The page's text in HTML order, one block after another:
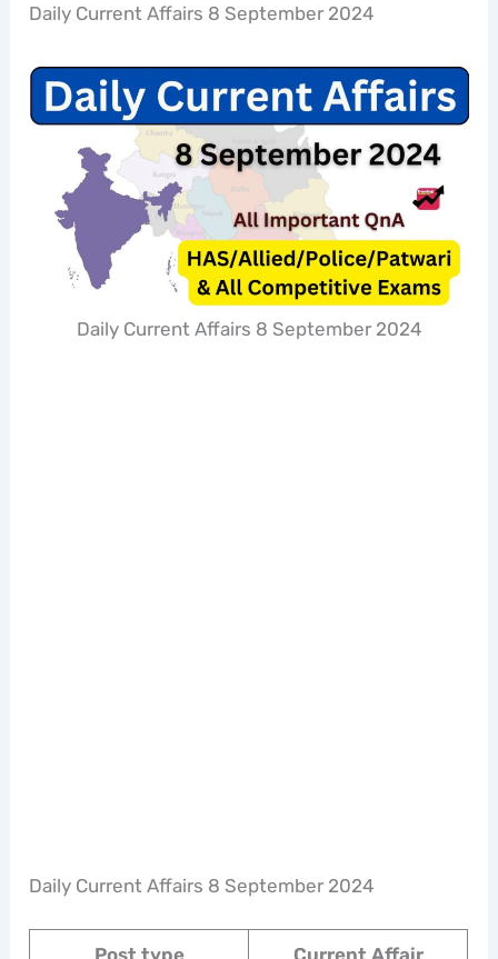
Daily Current Affairs 8 September 2024
Daily Current Affairs 8 September 2024
Daily Current Affairs 8 September 2024